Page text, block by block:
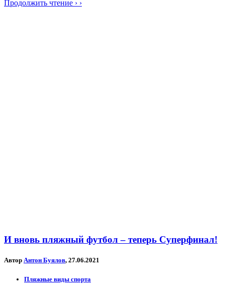
Продолжить чтение › ›
И вновь пляжный футбол – теперь Суперфинал!
Автор Антон Буялов, 27.06.2021
Пляжные виды спорта